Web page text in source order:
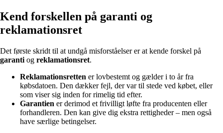
Kend forskellen på garanti og
reklamationsret
Det første skridt til at undgå misforståelser er at kende forskel på
garanti og reklamationsret.
Reklamationsretten er lovbestemt og gælder i to år fra
købsdatoen. Den dækker fejl, der var til stede ved købet, eller
som viser sig inden for rimelig tid efter.
Garantien er derimod et frivilligt løfte fra producenten eller
forhandleren. Den kan give dig ekstra rettigheder – men også
have særlige betingelser.